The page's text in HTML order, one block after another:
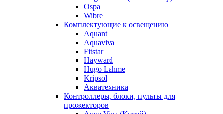
Ospa
Wibre
Комплектующие к освещению
Aquant
Aquaviva
Fitstar
Hayward
Hugo Lahme
Kripsol
Акватехника
Контроллеры, блоки, пульты для
прожекторов